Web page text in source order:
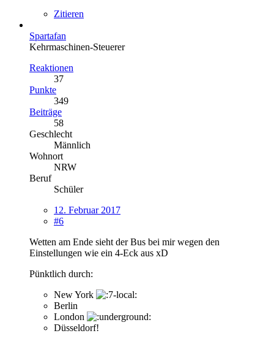
Zitieren
Spartafan
Kehrmaschinen-Steuerer
Reaktionen
37
Punkte
349
Beiträge
58
Geschlecht
Männlich
Wohnort
NRW
Beruf
Schüler
12. Februar 2017
#6
Wetten am Ende sieht der Bus bei mir wegen den
Einstellungen wie ein 4-Eck aus xD
Pünktlich durch:
New York
Berlin
London
Düsseldorf!